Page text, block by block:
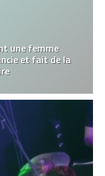
une femme
et fait de la